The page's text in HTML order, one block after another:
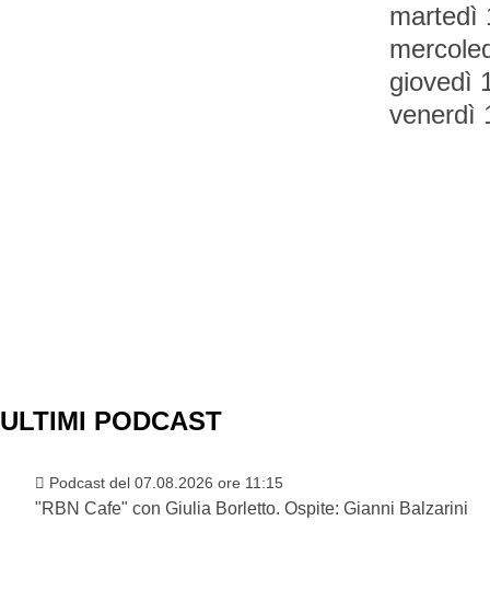
martedì
giovedì
venerdì
ULTIMI PODCAST
Podcast del 07.08.2026 ore 11:15
"RBN Cafe" con Giulia Borletto. Ospite: Gianni Balzarini